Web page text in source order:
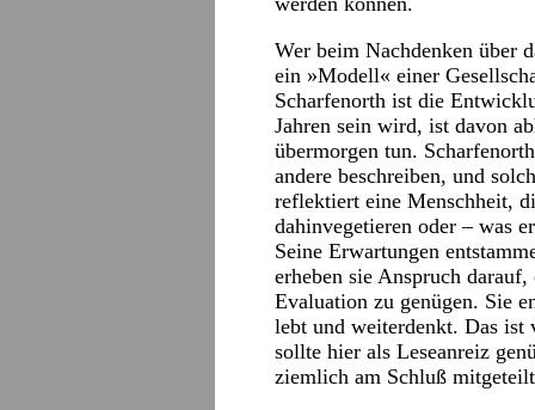
Wer beim Nachdenken über
ein »Modell« einer
Scharfenorth ist die
Jahren sein wird, ist davon
übermorgen tun.
andere beschreiben, und
reflektiert eine Menschheit,
dahinvegetieren oder – was
Seine Erwartungen
erheben sie Anspruch
Evaluation zu genügen. Sie
lebt und weiterdenkt. Das ist
sollte hier als Leseanreiz
ziemlich am Schluß